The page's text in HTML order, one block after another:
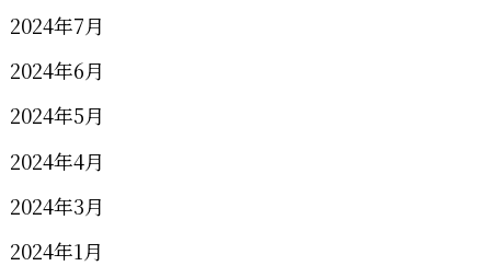
2024年7月
2024年6月
2024年5月
2024年4月
2024年3月
2024年1月